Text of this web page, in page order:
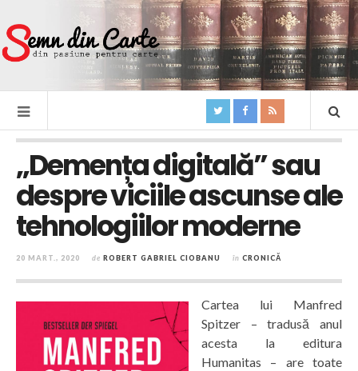
„Demența digitală” sau
despre viciile ascunse ale
tehnologiilor moderne
20 MART., 2020 de ROBERT GABRIEL CIOBANU în CRONICĂ
Cartea lui Manfred
Spitzer – tradusă anul
acesta la editura
Humanitas – are toate